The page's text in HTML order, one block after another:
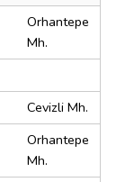
Orhantepe
Mh.
Cevizli Mh.
Orhantepe
Mh.